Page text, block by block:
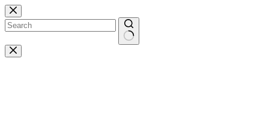
Zum
Inhalt
springen
Keine
Ergebnisse